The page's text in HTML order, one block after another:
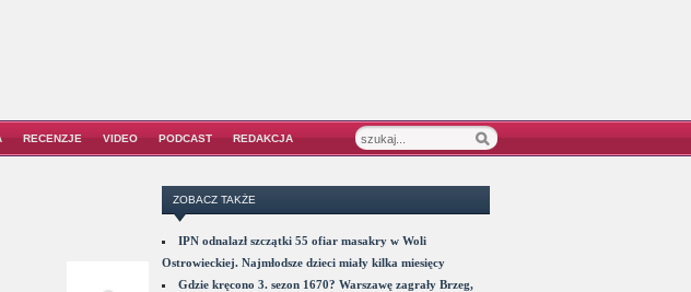
RECENZJE VIDEO PODCAST REDAKCJA
ZOBACZ TAKŻE
IPN odnalazł szczątki 55 ofiar masakry w Woli
Ostrowieckiej. Najmłodsze dzieci miały kilka miesięcy
Gdzie kręcono 3. sezon 1670? Warszawę zagrały Brzeg,